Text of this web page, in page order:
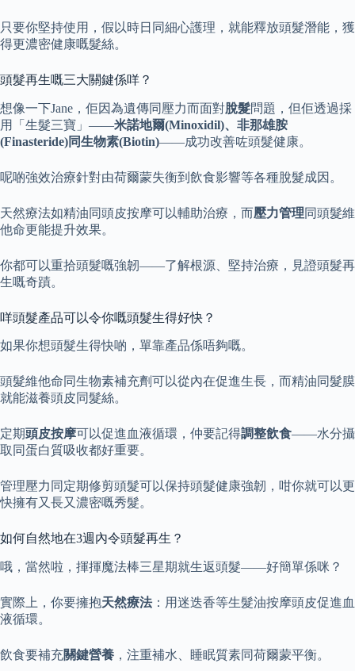
只要你堅持使用，假以時日同細心護理，就能釋放頭髮潛能，獲
得更濃密健康嘅髮絲。
頭髮再生嘅三大關鍵係咩？
想像一下Jane，佢因為遺傳同壓力而面對脫髮問題，但佢透過採
用「生髮三寶」——米諾地爾(Minoxidil)、非那雄胺
(Finasteride)同生物素(Biotin)——成功改善咗頭髮健康。
呢啲強效治療針對由荷爾蒙失衡到飲食影響等各種脫髮成因。
天然療法如精油同頭皮按摩可以輔助治療，而壓力管理同頭髮維
他命更能提升效果。
你都可以重拾頭髮嘅強韌——了解根源、堅持治療，見證頭髮再
生嘅奇蹟。
咩頭髮產品可以令你嘅頭髮生得好快？
如果你想頭髮生得快啲，單靠產品係唔夠嘅。
頭髮維他命同生物素補充劑可以從內在促進生長，而精油同髮膜
就能滋養頭皮同髮絲。
定期頭皮按摩可以促進血液循環，仲要記得調整飲食——水分攝
取同蛋白質吸收都好重要。
管理壓力同定期修剪頭髮可以保持頭髮健康強韌，咁你就可以更
快擁有又長又濃密嘅秀髮。
如何自然地在3週內令頭髮再生？
哦，當然啦，揮揮魔法棒三星期就生返頭髮——好簡單係咪？
實際上，你要擁抱天然療法：用迷迭香等生髮油按摩頭皮促進血
液循環。
飲食要補充關鍵營養 ，注重補水、睡眠質素同荷爾蒙平衡。